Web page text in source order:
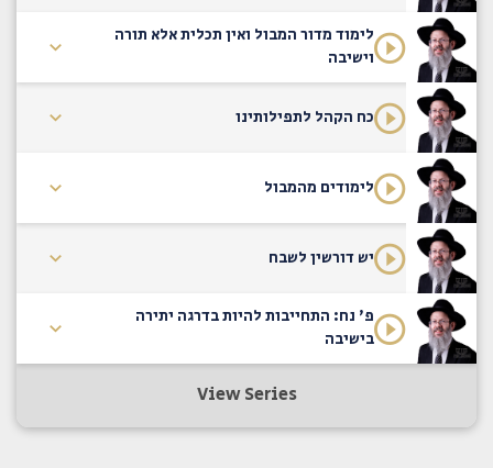
לימוד מדור המבול ואין תכלית אלא תורה
וישיבה
כח הקהל לתפילותינו
לימודים מהמבול
יש דורשין לשבח
פ' נח: התחייבות להיות בדרגה יתירה
בישיבה
View Series